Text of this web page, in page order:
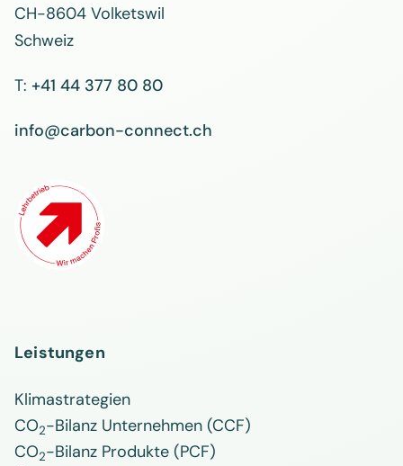
CH-8604 Volketswil
Schweiz
T: +41 44 377 80 80
info@carbon-connect.ch
Leistungen
Klimastrategien
CO2-Bilanz Unternehmen (CCF)
CO2-Bilanz Produkte (PCF)